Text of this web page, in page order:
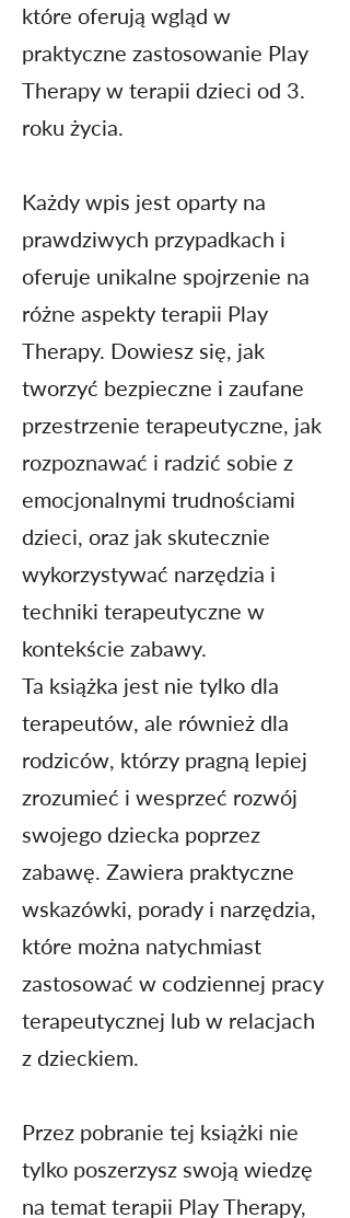
które oferują wgląd w
praktyczne zastosowanie Play
Therapy w terapii dzieci od 3.
roku życia.
Każdy wpis jest oparty na
prawdziwych przypadkach i
oferuje unikalne spojrzenie na
różne aspekty terapii Play
Therapy. Dowiesz się, jak
tworzyć bezpieczne i zaufane
przestrzenie terapeutyczne, jak
rozpoznawać i radzić sobie z
emocjonalnymi trudnościami
dzieci, oraz jak skutecznie
wykorzystywać narzędzia i
techniki terapeutyczne w
kontekście zabawy.
Ta książka jest nie tylko dla
terapeutów, ale również dla
rodziców, którzy pragną lepiej
zrozumieć i wesprzeć rozwój
swojego dziecka poprzez
zabawę. Zawiera praktyczne
wskazówki, porady i narzędzia,
które można natychmiast
zastosować w codziennej pracy
terapeutycznej lub w relacjach
z dzieckiem.
Przez pobranie tej książki nie
tylko poszerzysz swoją wiedzę
na temat terapii Play Therapy,